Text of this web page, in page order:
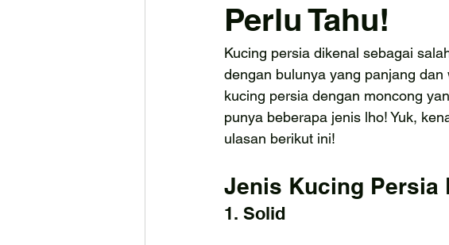
Perlu Tahu!
Kucing persia dikenal sebagai
dengan bulunya yang panjang dan
kucing persia dengan moncong
punya beberapa jenis lho! Yuk,
ulasan berikut ini!
Jenis Kucing Persia
1. Solid